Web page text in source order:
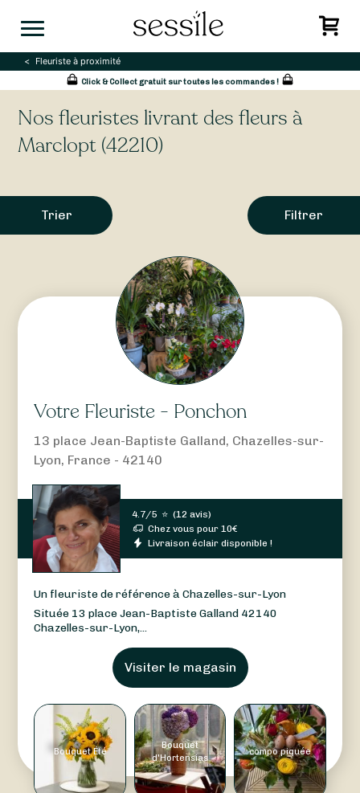
Fleuriste à proximité
Click & Collect gratuit sur toutes les commandes !
Nos fleuristes livrant des fleurs à
Marclopt (42210)
Trier Filtrer
Votre Fleuriste - Ponchon
13 place Jean-Baptiste Galland, Chazelles-sur-
Lyon, France - 42140
4.7/5 ⭐ (12 avis)
Chez vous pour10€
Livraison éclair disponible !
Un fleuriste de référence à Chazelles-sur-Lyon
Située 13 place Jean-Baptiste Galland 42140
Chazelles-sur-Lyon,...
Visiter le magasin
Bouquet Été
Bouquet
d'Hortensias
compo piquée